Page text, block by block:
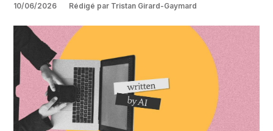
10/06/2026 Rédigé par Tristan Girard-Gaymard